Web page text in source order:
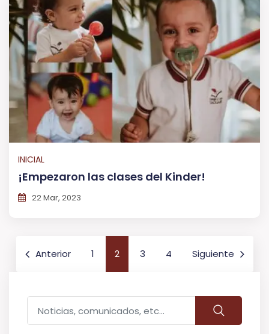
INICIAL
¡Empezaron las clases del Kinder!
22 Mar, 2023
Navegación
de
entradas
Anterior 1 2 3 4 Siguiente